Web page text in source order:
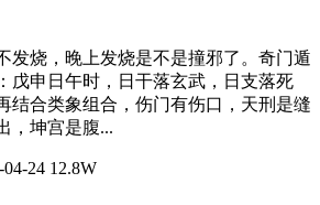
发烧，晚上发烧是不是撞邪了。奇门遁
戊申日午时，日干落玄武，日支落死
结合类象组合，伤门有伤口，天刑是缝
，坤宫是腹...
04-24 12.8W